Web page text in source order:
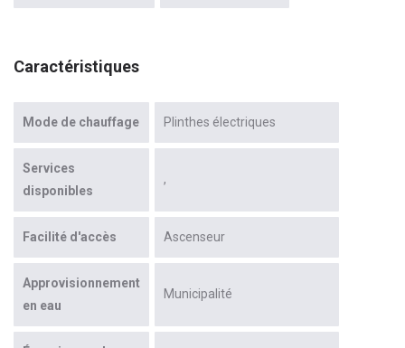
Caractéristiques
Mode de chauffage Plinthes électriques
Services
disponibles
Facilité d'accès Ascenseur
Approvisionnement
en eau
Municipalité